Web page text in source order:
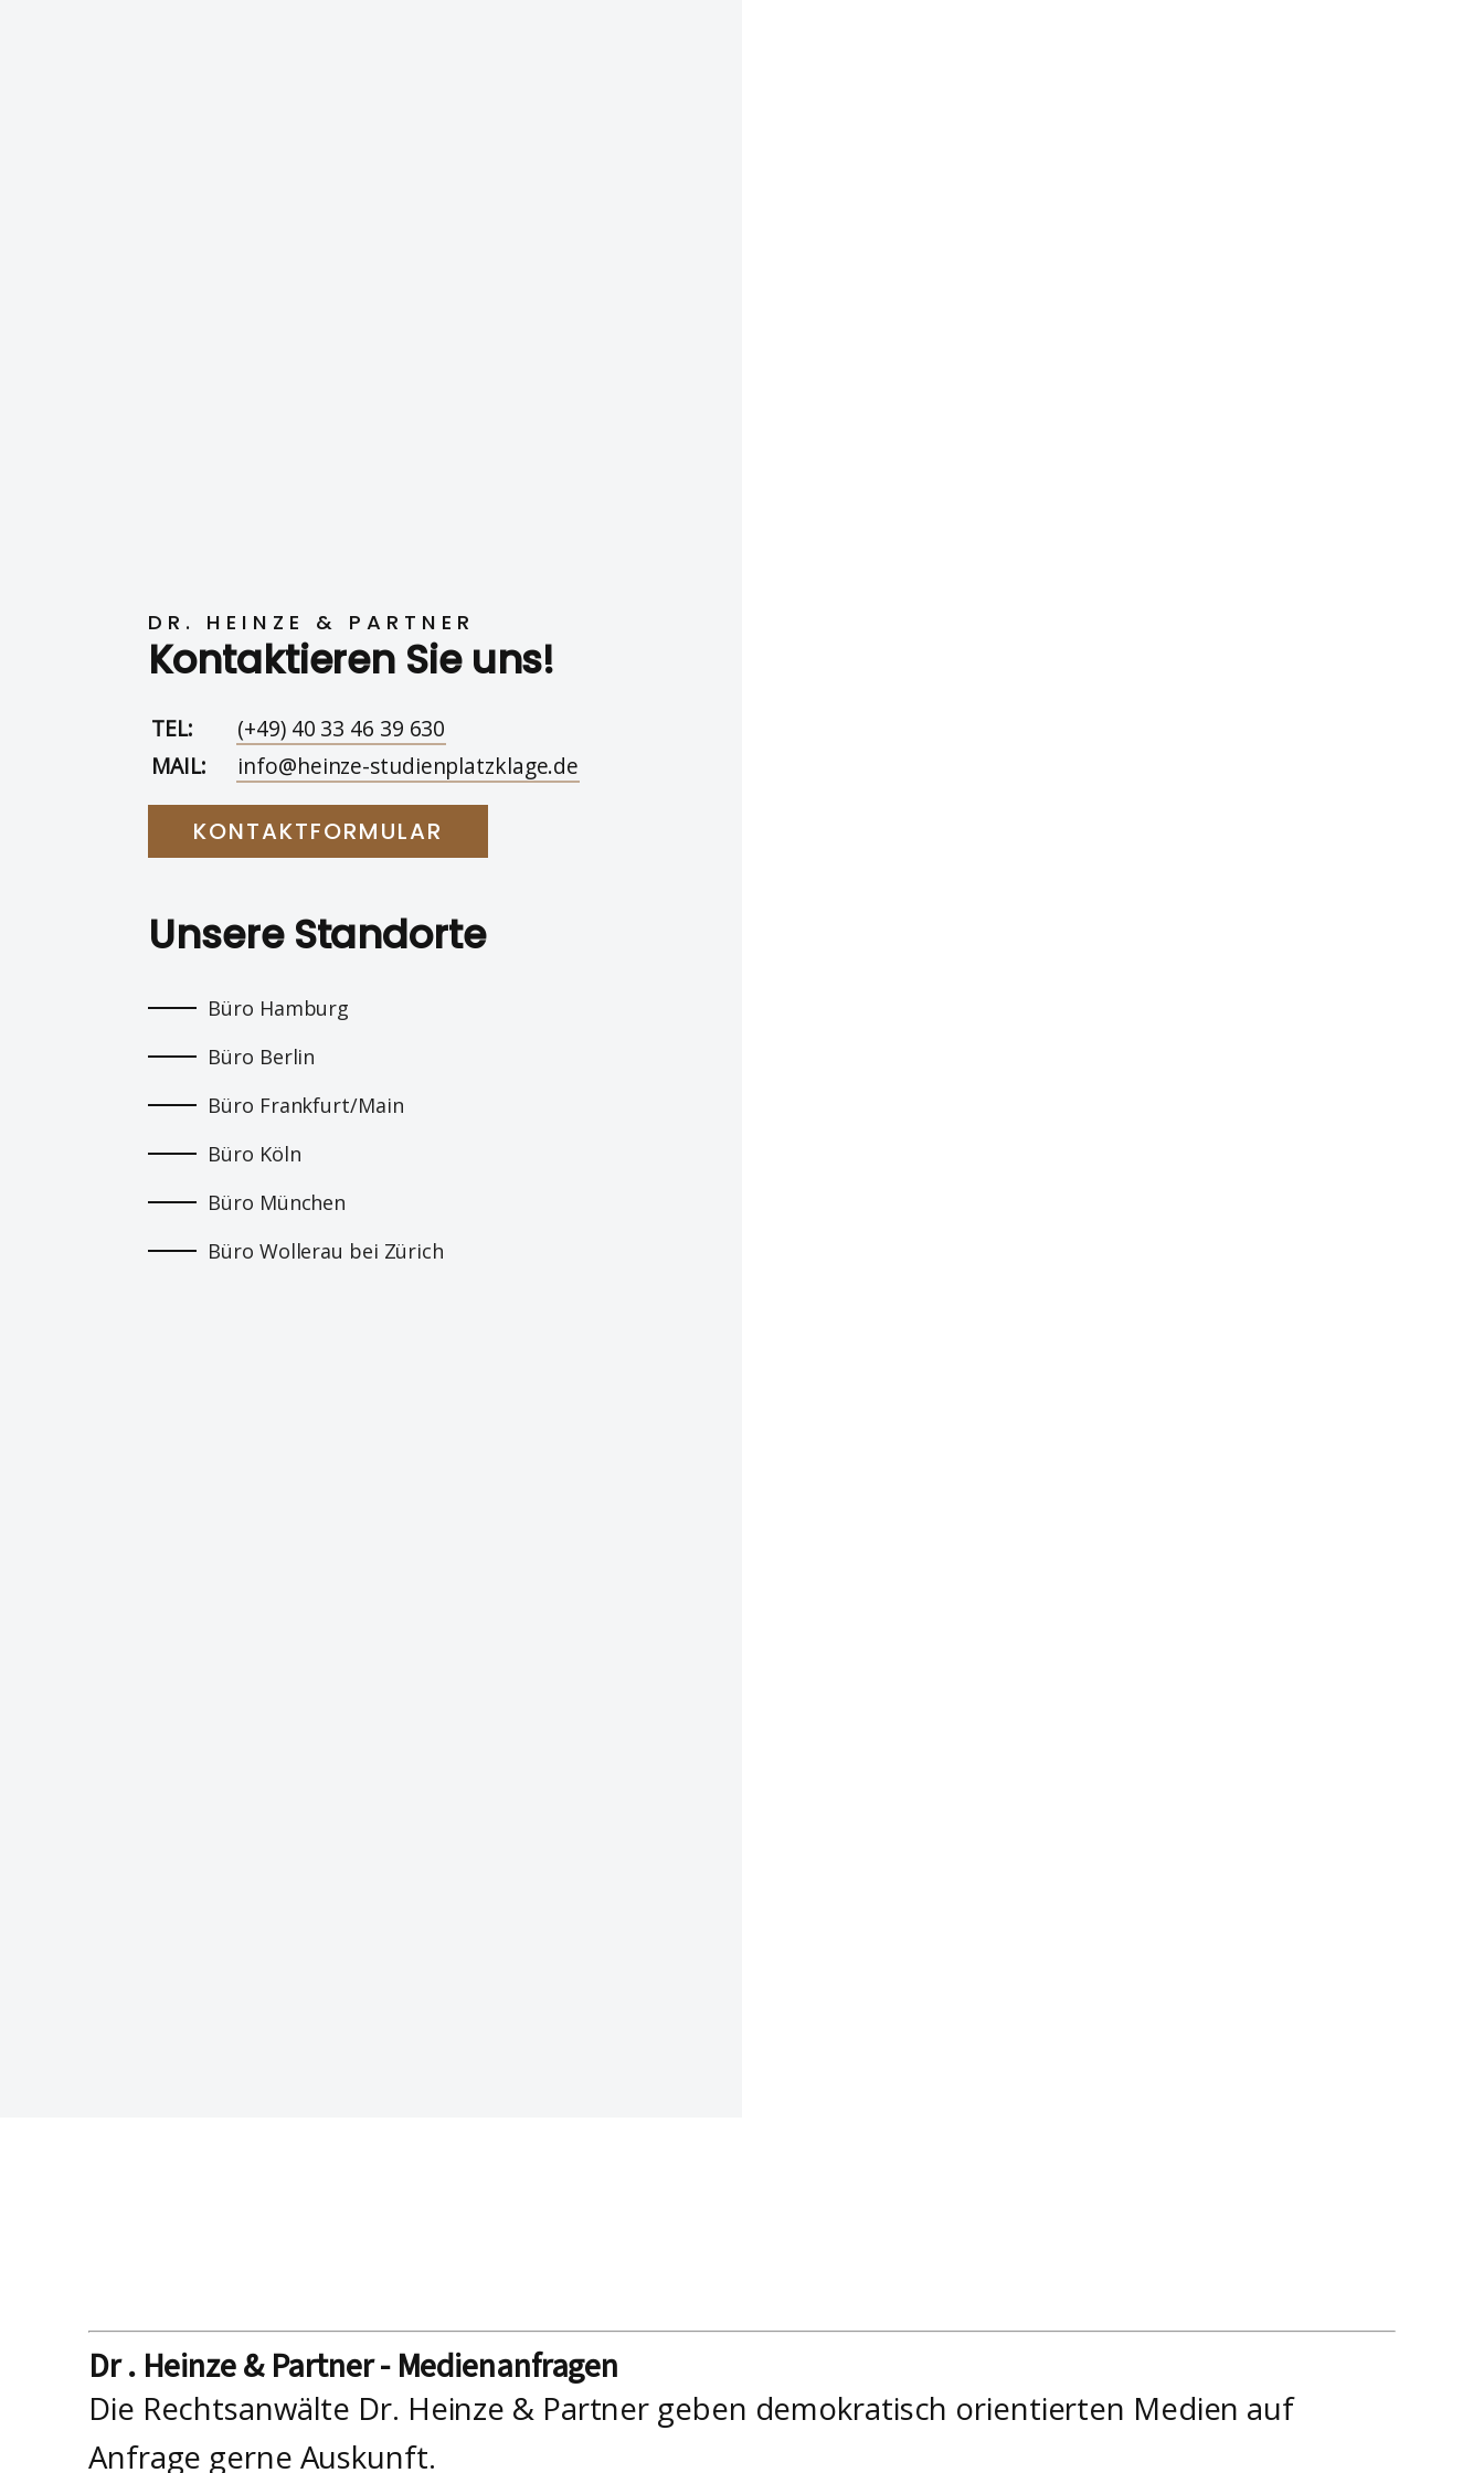
DR. HEINZE & PARTNER
Kontaktieren Sie uns!
TEL:
(+49) 40 33 46 39 630
MAIL:
info@heinze-studienplatzklage.de
KONTAKTFORMULAR
Unsere Standorte
Büro Hamburg
Büro Berlin
Büro Frankfurt/Main
Büro Köln
Büro München
Büro Wollerau bei Zürich
Dr . Heinze & Partner - Medienanfragen
Die Rechtsanwälte Dr. Heinze & Partner geben demokratisch orientierten Medien auf
Anfrage gerne Auskunft.